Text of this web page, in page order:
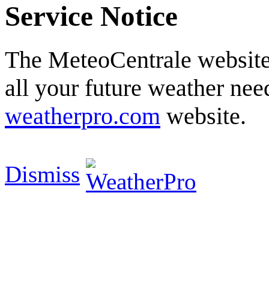
Service Notice
The MeteoCentrale
all your future weather
weatherpro.com website.
Dismiss